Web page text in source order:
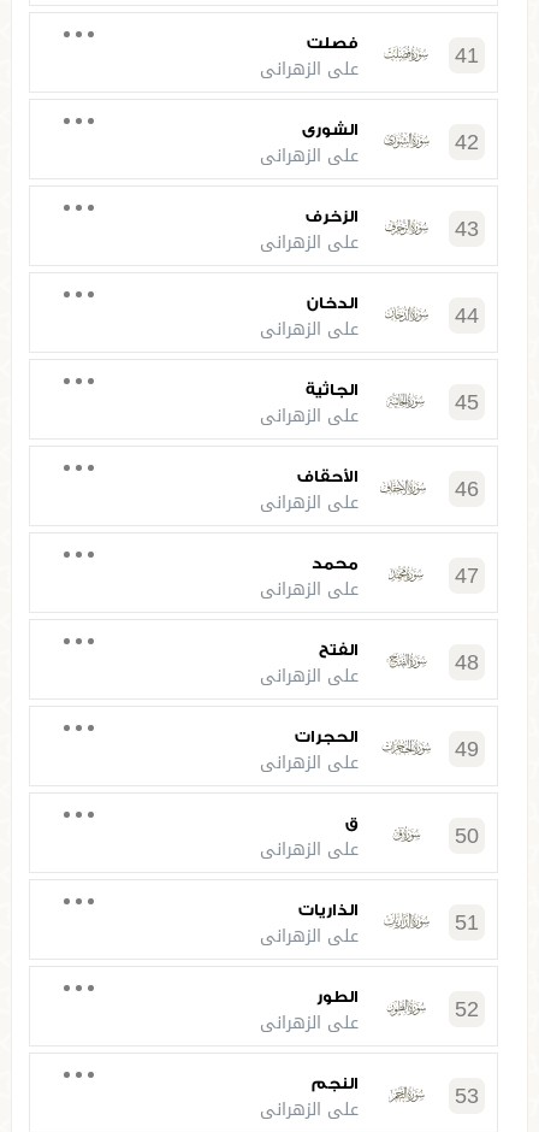
41 فصلت
علي الزهراني
42 الشورى
علي الزهراني
43 الزخرف
علي الزهراني
44 الدخان
علي الزهراني
45 الجاثية
علي الزهراني
46 الأحقاف
علي الزهراني
47 محمد
علي الزهراني
48 الفتح
علي الزهراني
49 الحجرات
علي الزهراني
50 ق
علي الزهراني
51 الذاريات
علي الزهراني
52 الطور
علي الزهراني
53 النجم
علي الزهراني